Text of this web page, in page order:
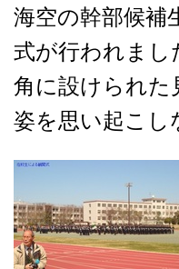
海空の幹部候補
式が行われまし
角に設けられた
姿を思い起こし